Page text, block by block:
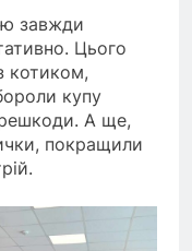
завжди
Цього
котиком,
купу
А ще,
покращили